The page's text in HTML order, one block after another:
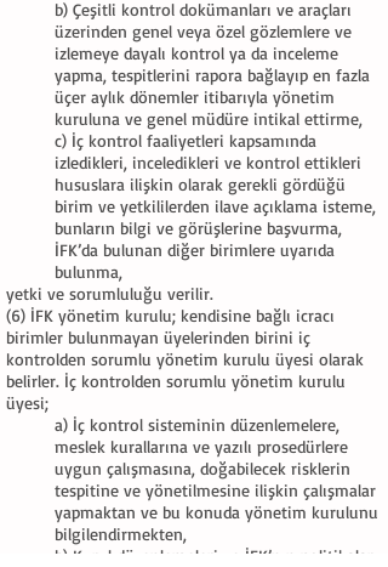
b) Çeşitli kontrol dokümanları ve araçları
üzerinden genel veya özel gözlemlere ve
izlemeye dayalı kontrol ya da inceleme
yapma, tespitlerini rapora bağlayıp en fazla
üçer aylık dönemler itibarıyla yönetim
kuruluna ve genel müdüre intikal ettirme,
c) İç kontrol faaliyetleri kapsamında
izledikleri, inceledikleri ve kontrol ettikleri
hususlara ilişkin olarak gerekli gördüğü
birim ve yetkililerden ilave açıklama isteme,
bunların bilgi ve görüşlerine başvurma,
İFK’da bulunan diğer birimlere uyarıda
bulunma,
yetki ve sorumluluğu verilir.
(6) İFK yönetim kurulu; kendisine bağlı icracı
birimler bulunmayan üyelerinden birini iç
kontrolden sorumlu yönetim kurulu üyesi olarak
belirler. İç kontrolden sorumlu yönetim kurulu
üyesi;
a) İç kontrol sisteminin düzenlemelere,
meslek kurallarına ve yazılı prosedürlere
uygun çalışmasına, doğabilecek risklerin
tespitine ve yönetilmesine ilişkin çalışmalar
yapmaktan ve bu konuda yönetim kurulunu
bilgilendirmekten,
b) Kurul düzenlemeleri ve İFK’nın politikaları